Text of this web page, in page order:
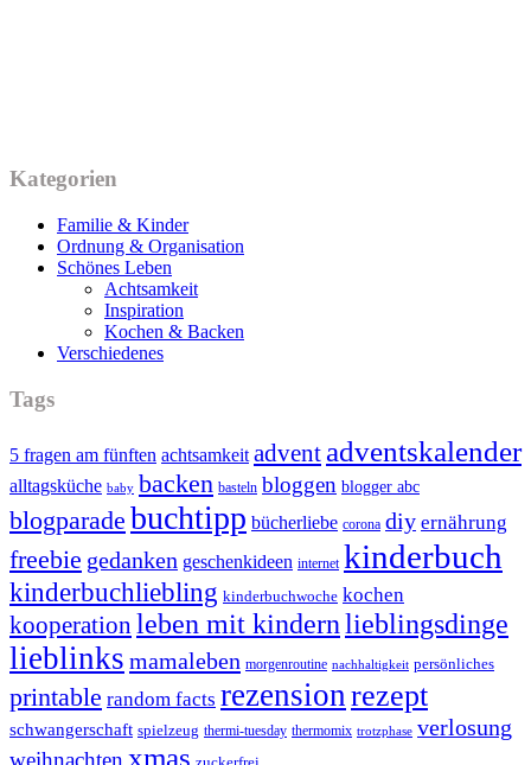
Kategorien
Familie & Kinder
Ordnung & Organisation
Schönes Leben
Achtsamkeit
Inspiration
Kochen & Backen
Verschiedenes
Tags
5 fragen am fünften achtsamkeit advent adventskalender
alltagsküche baby backen basteln bloggen blogger abc
blogparade buchtipp bücherliebe corona diy ernährung
freebie gedanken geschenkideen internet kinderbuch
kinderbuchliebling kinderbuchwoche kochen
kooperation leben mit kindernlieblingsdinge
lieblinks mamaleben morgenroutine nachhaltigkeit persönliches
printable random facts rezensionrezept
schwangerschaft spielzeug thermi-tuesday thermomix trotzphase verlosung
xmas